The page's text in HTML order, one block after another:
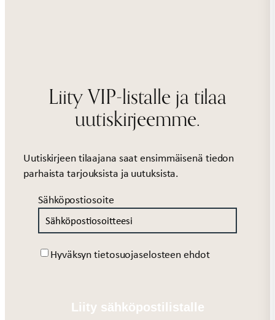
Liity VIP-listalle ja tilaa
uutiskirjeemme.
Uutiskirjeen tilaajana saat ensimmäisenä tiedon
parhaista tarjouksista ja uutuksista.
Sähköpostiosoite
Suostumus
Hyväksyn tietosuojaselosteen ehdot